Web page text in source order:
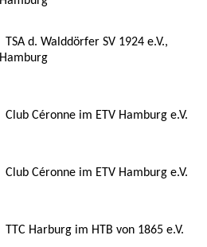
TSA d. Walddörfer SV 1924 e.V.,
Hamburg
Club Céronne im ETV Hamburg e.V.
Club Céronne im ETV Hamburg e.V.
TTC Harburg im HTB von 1865 e.V.